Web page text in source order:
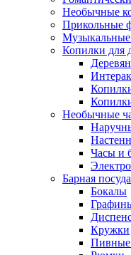
Необычные
Прикольные
Копилки для
Необычные
Часы и
Барная посуда
Бокалы
Кружки